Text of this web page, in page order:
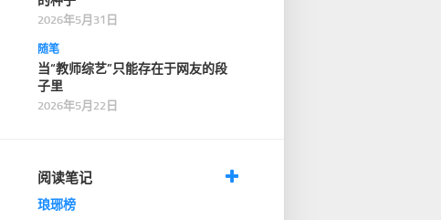
2026年5月31日
随笔
当“教师综艺”只能存在于网友的段
子里
2026年5月22日
阅读笔记
琅琊榜